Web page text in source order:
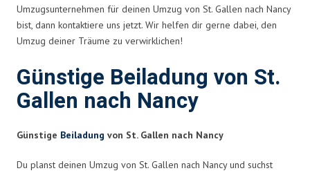
Umzugsunternehmen für deinen Umzug von St. Gallen nach Nancy
bist, dann kontaktiere uns jetzt. Wir helfen dir gerne dabei, den
Umzug deiner Träume zu verwirklichen!
Günstige Beiladung von St.
Gallen nach Nancy
Günstige Beiladung von St. Gallen nach Nancy
Du planst deinen Umzug von St. Gallen nach Nancy und suchst